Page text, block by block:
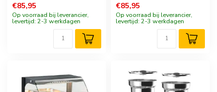
€85,95
Op voorraad bij leverancier,
levertijd: 2-3 werkdagen
€85,95
Op voorraad bij leverancier,
levertijd: 2-3 werkdagen